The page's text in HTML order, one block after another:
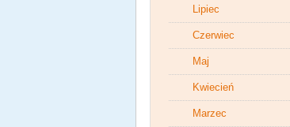
Lipiec
Czerwiec
Maj
Kwiecień
Marzec